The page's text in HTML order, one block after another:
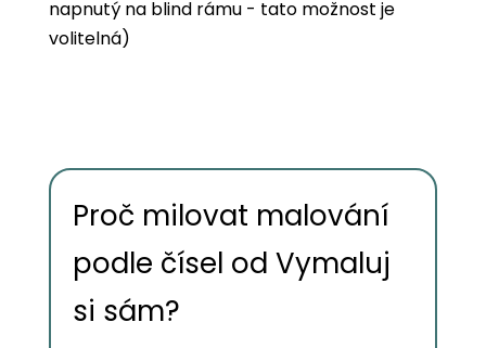
napnutý na blind rámu - tato možnost je
volitelná)
Proč milovat malování
podle čísel od Vymaluj
si sám?